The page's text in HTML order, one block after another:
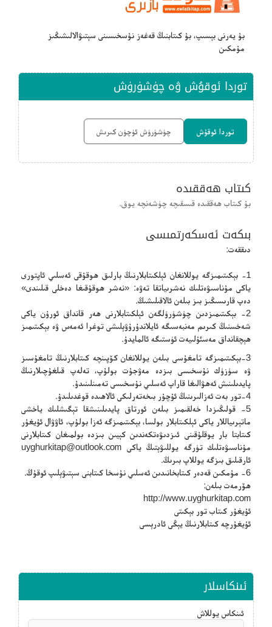
بۇ يەرنى بېسىپ، بۇ كىتابنىڭ قەغەز نۇسخىسىنى سېتىۋالالىشىڭىز
مۇمكىن
توردا ئوقۇش ۋە چۈشۈرۈش
توردا ئوقۇش چۈشۈرۈش ئۈچۈن كىرىش
كىتاب ھەققىدە
بۇ كىتاب ھەققىدە قىسقىچە چۈشەنچە يوق.
بىكەت ئەسكەرتمىسى
دىققەت:
1- بېكىتىمىزگە يوللانغان ئېلكىتابلارنىڭ بارلىق ھوقۇقى ئەسلىي ئاپتورى
ياكى مۇناسىۋەتلىك نەشرىياتقا تەۋە: «نەشر ھوقۇقىغا دەخلى قىلىندى»
دەپ قارىسىڭىز بىز بىلەن ئالاقىلىشىڭ.
2- بېكىتىمىزدىن چۈشۈرۈلگەن ئېلكىتابلارنى ھەر قانداق ئورۇن ياكى
شەخسنىڭ كىرىم مەنبەسىگە ئايلاندۇرۇۋېلىشى توغرا ئەمەس ۋە بېكىتىمىز
ھېچقانداق مەسئۇلىيەت ئۈستىگە ئالمايدۇ.
3-بېكىتىمىزگە تامغۇسى بىلەن يوللانغان كۆپىنچە كىتابلارنىڭ تامغۇسىز
ۋە سۈزۈك نۇسخىسى بىزدە مەۋجۇت بولۇپ، تەلەپ قىلغۇچىلارنىڭ
پايدىلىنىش ئەھۋالىغا قاراپ ئەسلىي نۇسخىسى تەمىنلىنىدۇ.
4-تور بەت ئەزالىرىنىڭ ئۇچۇر بىخەتەرلىكى ئالاھىدە قوغدىلىدۇ.
5- قولىڭىزدا خەلقىمىز بىلەن ئورتاق پايدىلىنىشقا تېگىشلىك ياخشى
ماتېرىياللار ياكى ئېلكىتابلار بولسا، بېكىتىمىزگە ئەزا بولۇپ، ئاۋۋال ئۇيغۇر
كىتابتا بار يوقلۇقىنى ئىزدىۋەتكەندىن كېيىن بىزدە بولمىغان كىتابلارنى
مۇناسىۋەتلىك تۈرگە يوللىۋېتىڭ ياكى uyghurkitap@outlook.com
ئارقىلىق بىزگە يوللاپ بىرىڭ.
6- مۇمكىن قەدەر كىتابخانىدىن ئەسلىي نۇسخا كىتابنى سېتىۋېلىپ ئوقۇڭ.
ھۆرمەت بىلەن:
http://www.uyghurkitap.com
ئۇيغۇر كىتاب تور بېكىتى
ئۇيغۇرچە كىتابلارنىڭ يېڭى ئادرېسى
ئىنكاسلار
ئىنكاس يوللاش